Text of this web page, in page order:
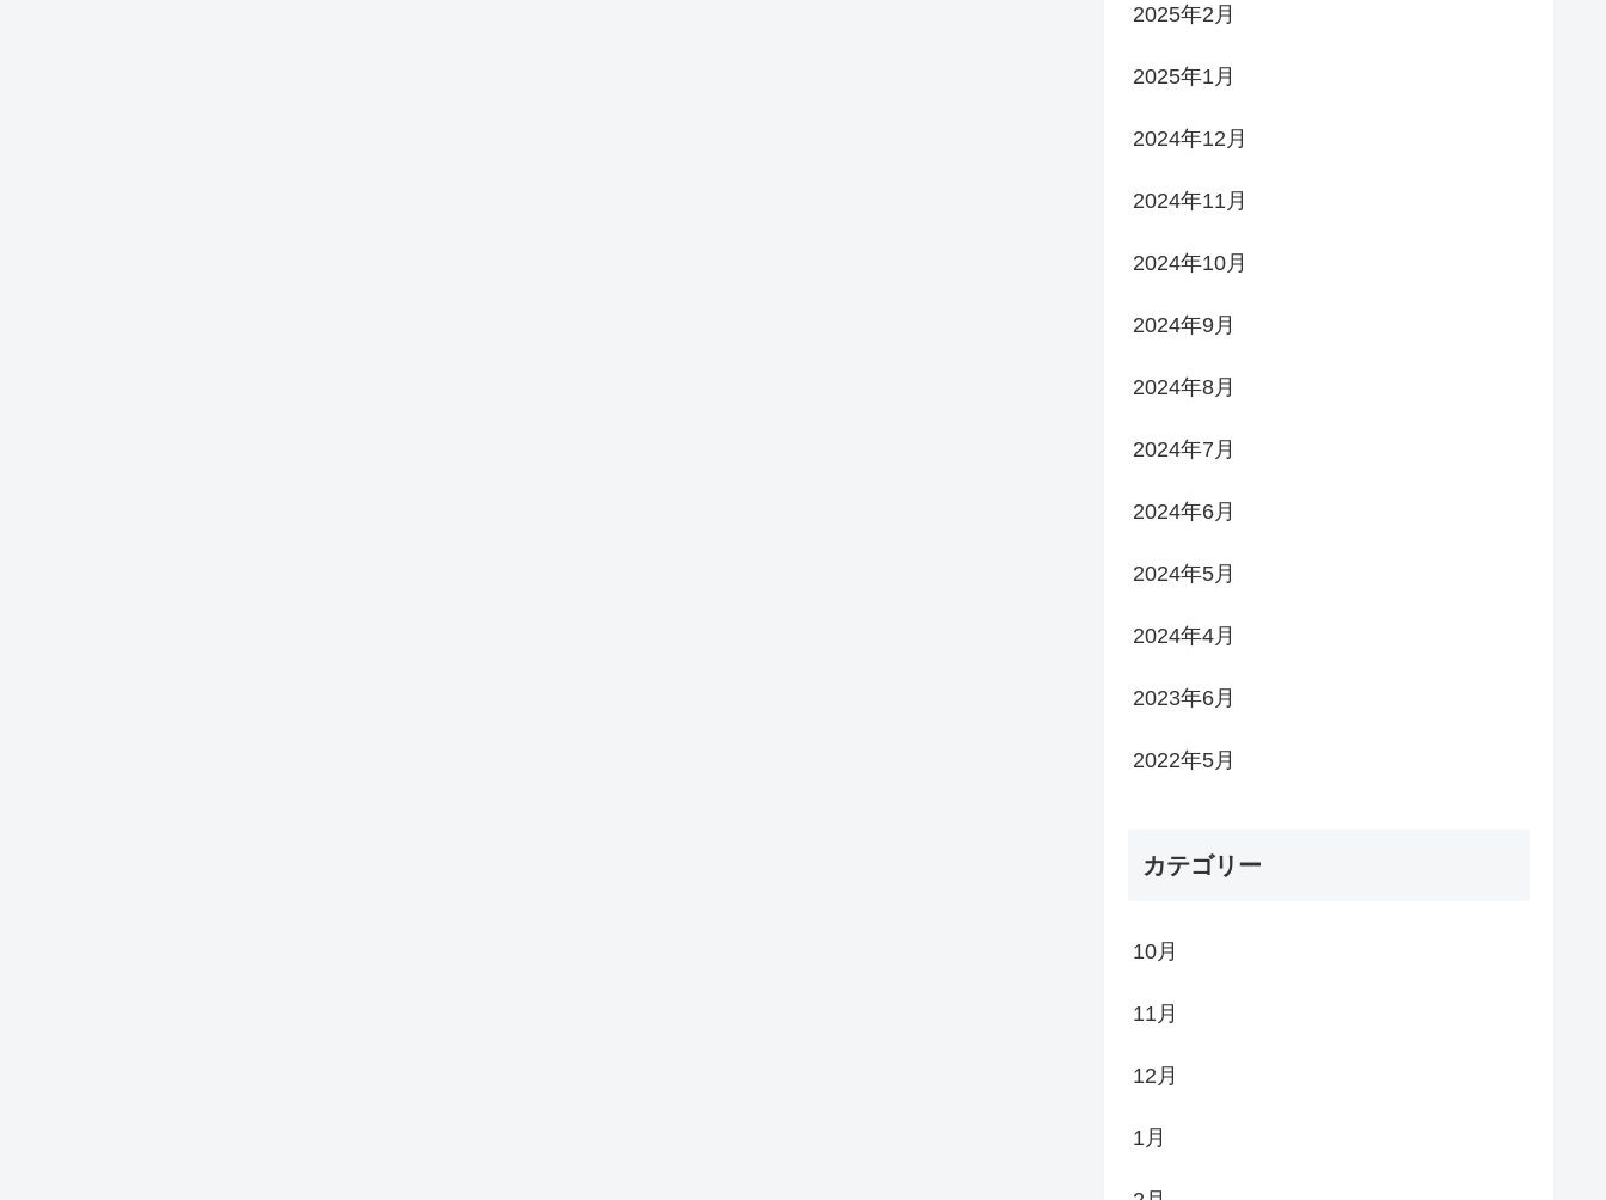
2025年2月
2025年1月
2024年12月
2024年11月
2024年10月
2024年9月
2024年8月
2024年7月
2024年6月
2024年5月
2024年4月
2023年6月
2022年5月
カテゴリー
10月
11月
12月
1月